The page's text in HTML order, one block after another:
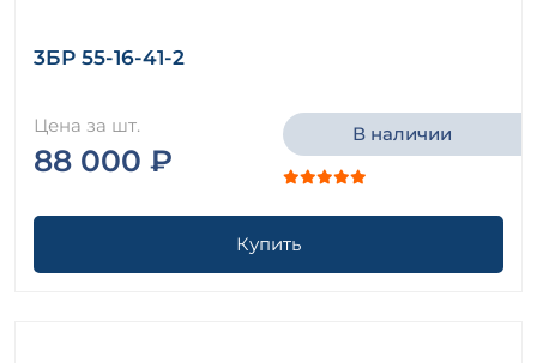
3БР 55-16-41-2
Цена за шт.
88 000 ₽
В наличии
Купить